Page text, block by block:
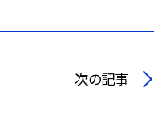
次の記事